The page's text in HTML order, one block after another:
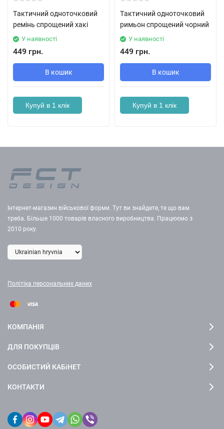
Тaктичний однотoчковий
рeмінь спрощений хакі
У наявності
449 грн.
В кошик
Купуй в 1 клік
Тaктичний одноточковий
римьон спрощений чорний
У наявності
449 грн.
В кошик
Купуй в 1 клік
Інтернет-магазин військової форми. Тут ви знайдете, те що вам
треба. Більше 1000 товарів власного виробництва. Працюємо з
2010 року.
Політіка персональних даних
КОМПАНІЯ
ДЛЯ ПОКУПЦІВ
ОСОБИСТИЙ КАБіНЕТ
КОНТАКТИ